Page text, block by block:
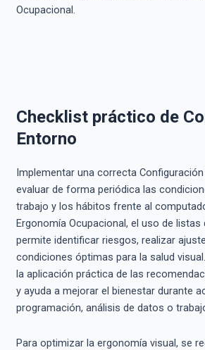
Ocupacional.
Checklist práctico de
Entorno
Implementar una correcta
evaluar de forma periódica las
trabajo y los hábitos frente al
Ergonomía Ocupacional, el uso de listas
permite identificar riesgos, realizar
condiciones óptimas para la salud
la aplicación práctica de las
y ayuda a mejorar el bienestar durante
programación, análisis de datos o
Para optimizar la ergonomía visual, se